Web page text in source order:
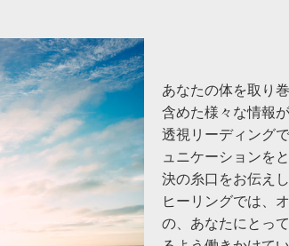
あなたの体を取り
含めた様々な情報
透視リーディング
ュニケーションを
決の糸口をお伝え
ヒーリングでは、
の、あなたにとっ